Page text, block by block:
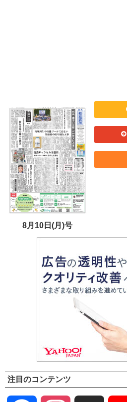
8月10日(月)号
注目のコンテンツ